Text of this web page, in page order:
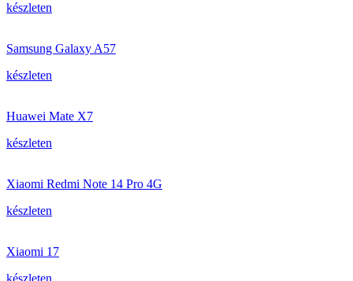
készleten
Samsung Galaxy A57
készleten
Huawei Mate X7
készleten
Xiaomi Redmi Note 14 Pro 4G
készleten
Xiaomi 17
készleten